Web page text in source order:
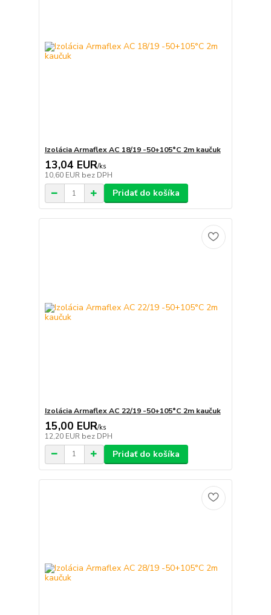
Izolácia Armaflex AC 18/19 -50+105°C 2m kaučuk
13,04 EUR/ks
10,60 EUR bez DPH
Pridať do košíka
Izolácia Armaflex AC 22/19 -50+105°C 2m kaučuk
15,00 EUR/ks
12,20 EUR bez DPH
Pridať do košíka